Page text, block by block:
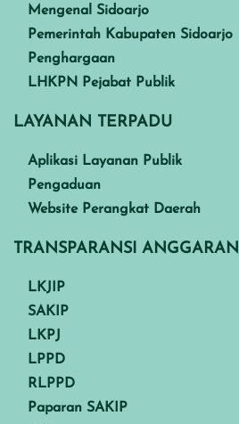
Mengenal Sidoarjo
Pemerintah Kabupaten Sidoarjo
Penghargaan
LHKPN Pejabat Publik
LAYANAN TERPADU
Aplikasi Layanan Publik
Pengaduan
Website Perangkat Daerah
TRANSPARANSI ANGGARAN
LKJIP
SAKIP
LKPJ
LPPD
RLPPD
Paparan SAKIP